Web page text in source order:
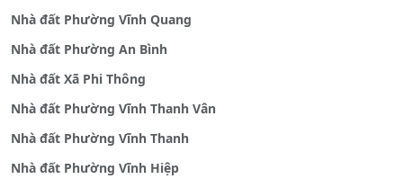
Nhà đất Phường Vĩnh Quang
Nhà đất Phường An Bình
Nhà đất Xã Phi Thông
Nhà đất Phường Vĩnh Thanh Vân
Nhà đất Phường Vĩnh Thanh
Nhà đất Phường Vĩnh Hiệp